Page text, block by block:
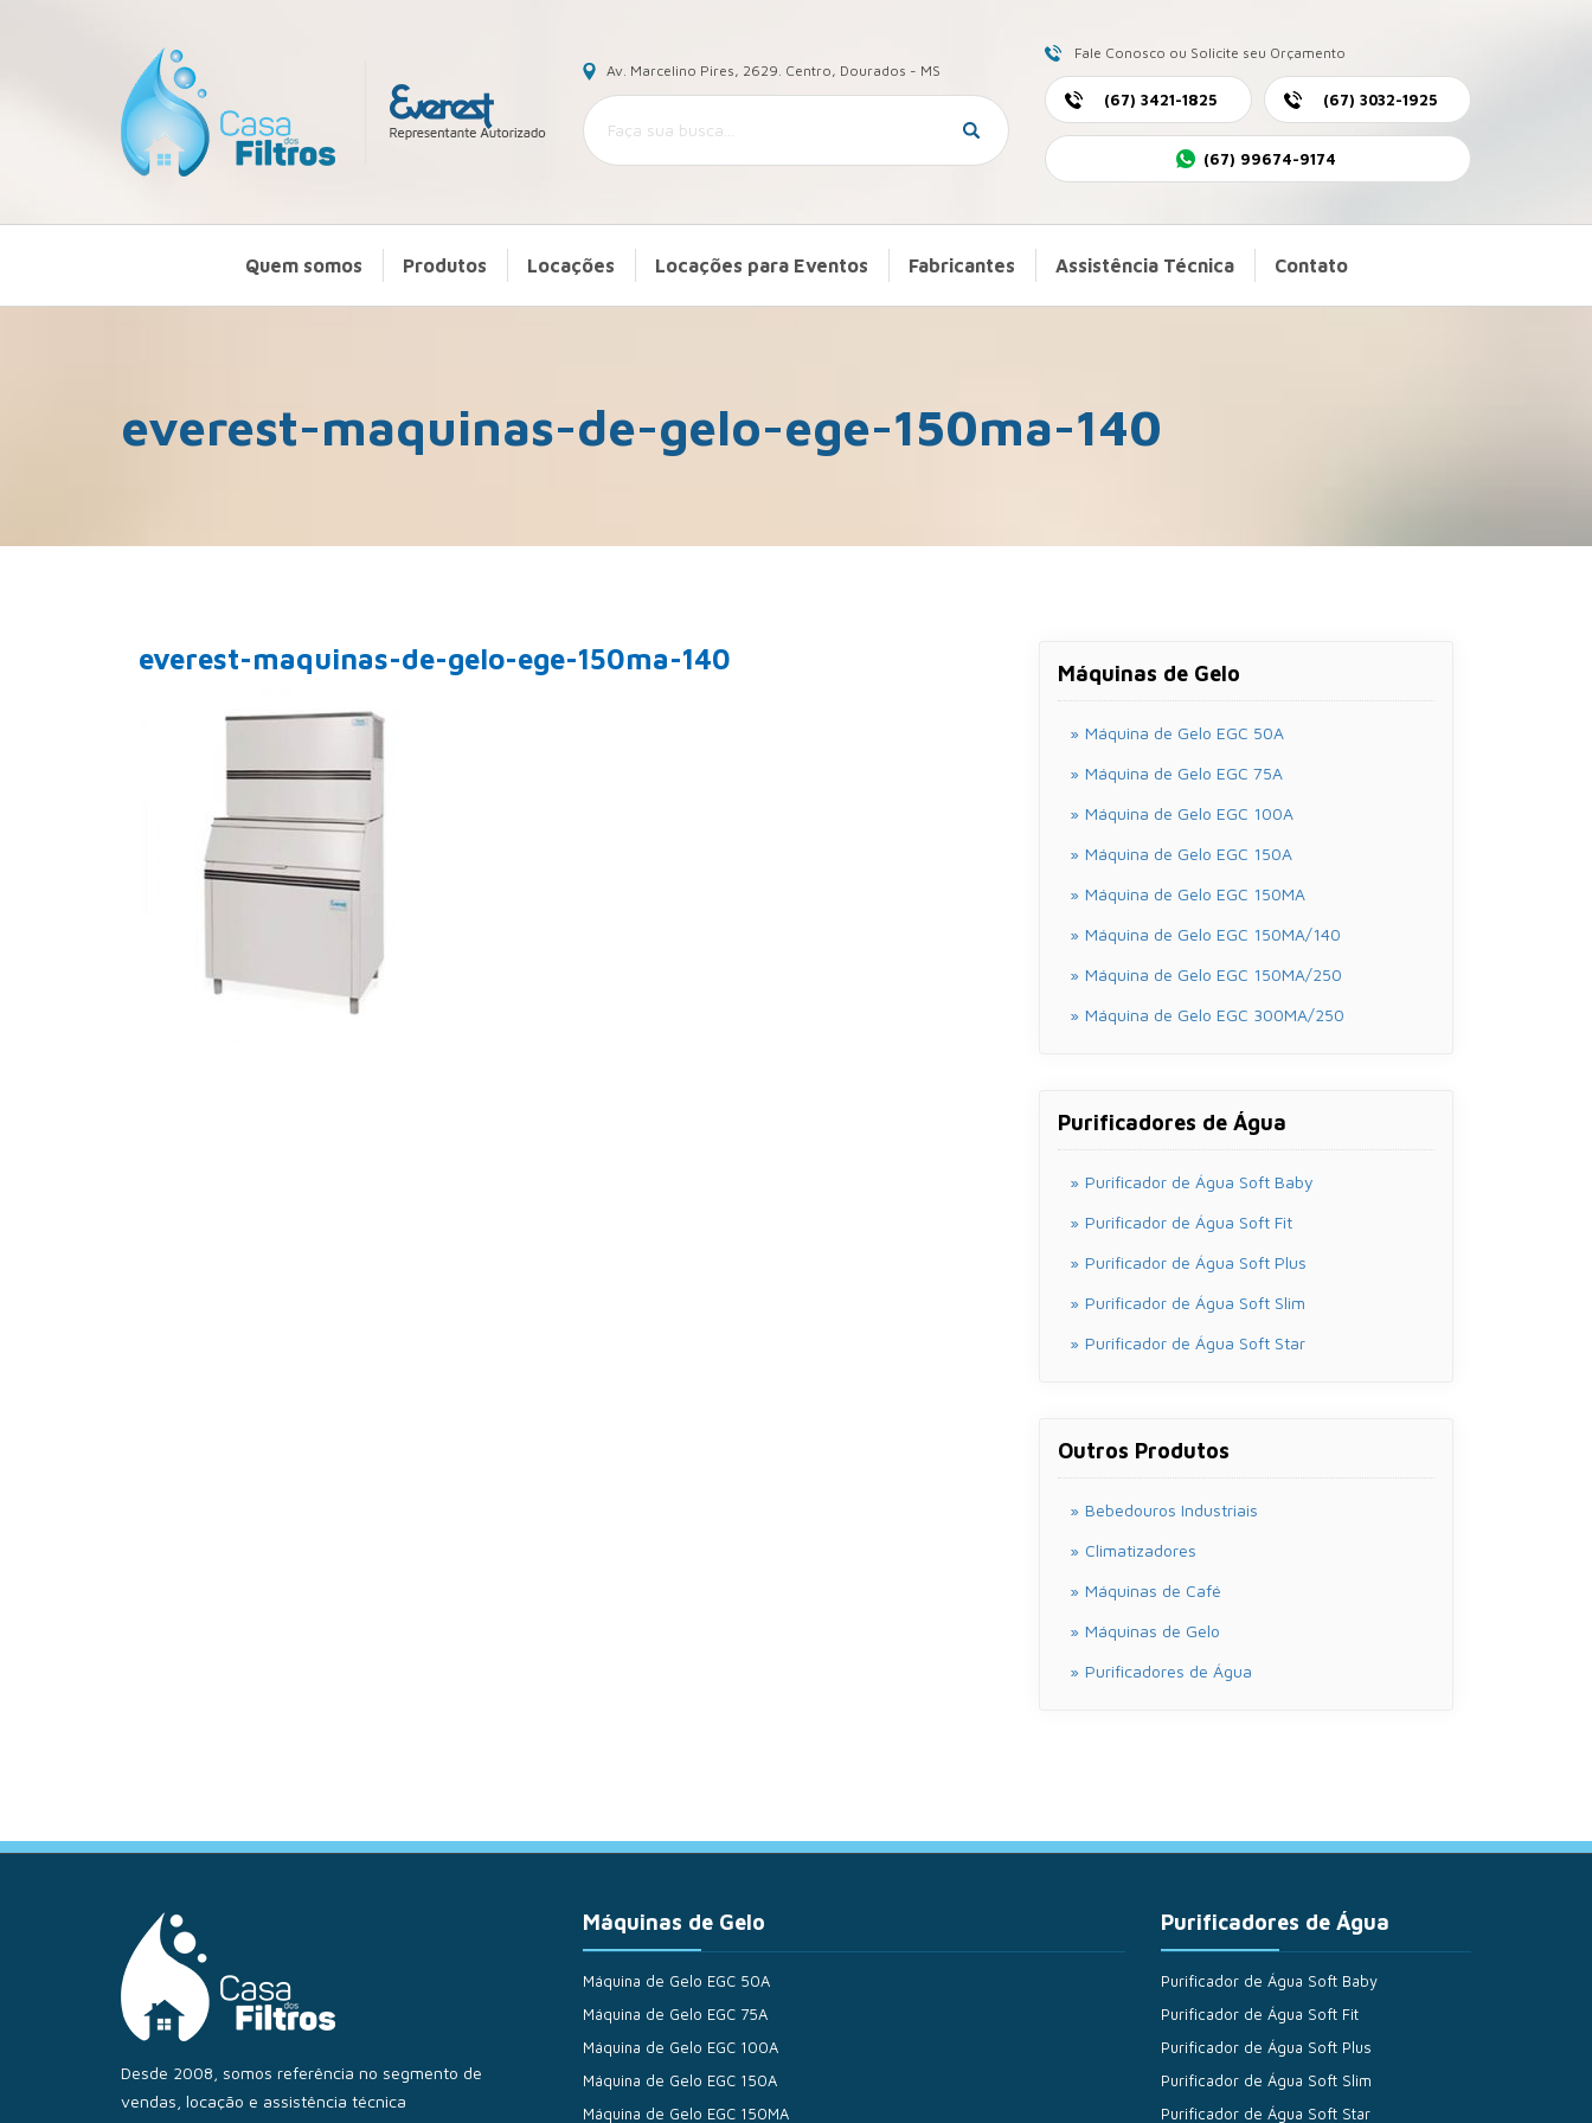
Av. Marcelino Pires, 2629. Centro, Dourados - MS
Fale Conosco ou Solicite seu Orçamento
(67) 3421-1825 (67) 3032-1925
(67) 99674-9174
Quem somos Produtos Locações Locações para Eventos Fabricantes Assistência Técnica Contato
everest-maquinas-de-gelo-ege-150ma-140
everest-maquinas-de-gelo-ege-150ma-140 Máquinas de Gelo
Máquina de Gelo EGC 50A
Máquina de Gelo EGC 75A
Máquina de Gelo EGC 100A
Máquina de Gelo EGC 150A
Máquina de Gelo EGC 150MA
Máquina de Gelo EGC 150MA/140
Máquina de Gelo EGC 150MA/250
Máquina de Gelo EGC 300MA/250
Purificadores de Água
Purificador de Água Soft Baby
Purificador de Água Soft Fit
Purificador de Água Soft Plus
Purificador de Água Soft Slim
Purificador de Água Soft Star
Outros Produtos
Bebedouros Industriais
Climatizadores
Máquinas de Café
Máquinas de Gelo
Purificadores de Água
Desde 2008, somos referência no segmento de
vendas, locação e assistência técnica
Máquinas de Gelo
Máquina de Gelo EGC 50A
Máquina de Gelo EGC 75A
Máquina de Gelo EGC 100A
Máquina de Gelo EGC 150A
Máquina de Gelo EGC 150MA
Purificadores de Água
Purificador de Água Soft Baby
Purificador de Água Soft Fit
Purificador de Água Soft Plus
Purificador de Água Soft Slim
Purificador de Água Soft Star